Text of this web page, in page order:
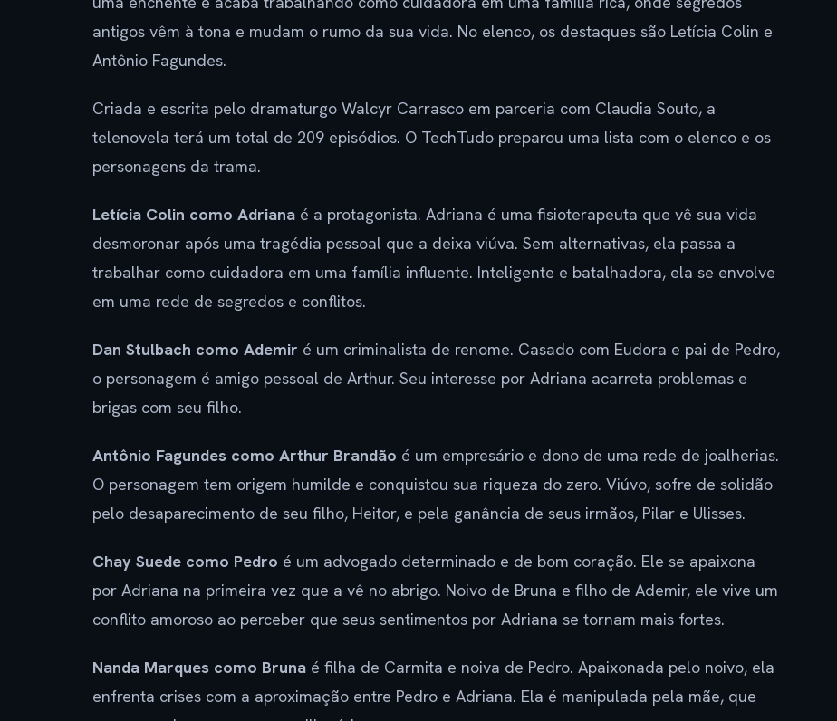
antigos vêm à tona e mudam o rumo da sua vida. No elenco, os destaques são Letícia Colin e
Antônio Fagundes.
Criada e escrita pelo dramaturgo Walcyr Carrasco em parceria com Claudia Souto, a
telenovela terá um total de 209 episódios. O TechTudo preparou uma lista com o elenco e os
personagens da trama.
Letícia Colin como Adriana é a protagonista. Adriana é uma fisioterapeuta que vê sua vida
desmoronar após uma tragédia pessoal que a deixa viúva. Sem alternativas, ela passa a
trabalhar como cuidadora em uma família influente. Inteligente e batalhadora, ela se envolve
em uma rede de segredos e conflitos.
Dan Stulbach como Ademir é um criminalista de renome. Casado com Eudora e pai de Pedro,
o personagem é amigo pessoal de Arthur. Seu interesse por Adriana acarreta problemas e
brigas com seu filho.
Antônio Fagundes como Arthur Brandão é um empresário e dono de uma rede de joalherias.
O personagem tem origem humilde e conquistou sua riqueza do zero. Viúvo, sofre de solidão
pelo desaparecimento de seu filho, Heitor, e pela ganância de seus irmãos, Pilar e Ulisses.
Chay Suede como Pedro é um advogado determinado e de bom coração. Ele se apaixona
por Adriana na primeira vez que a vê no abrigo. Noivo de Bruna e filho de Ademir, ele vive um
conflito amoroso ao perceber que seus sentimentos por Adriana se tornam mais fortes.
Nanda Marques como Bruna é filha de Carmita e noiva de Pedro. Apaixonada pelo noivo, ela
enfrenta crises com a aproximação entre Pedro e Adriana. Ela é manipulada pela mãe, que